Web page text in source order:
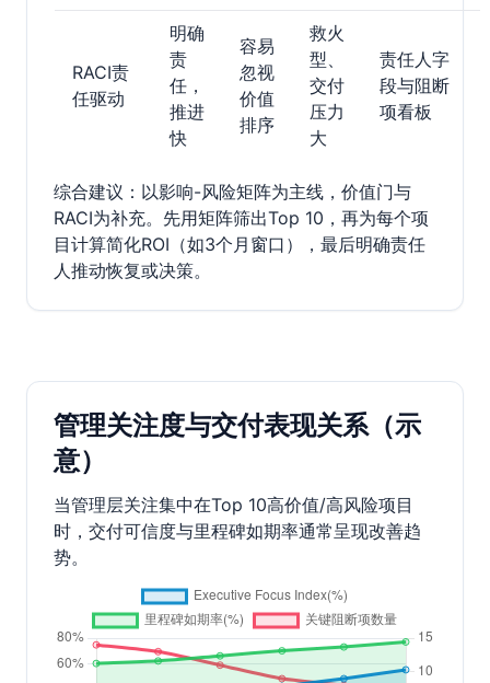
RACI责
任驱动
明确
责
任，
推进
快
容易
忽视
价值
排序
救火
型、
交付
压力
大
责任人字
段与阻断
项看板
综合建议：以影响-风险矩阵为主线，价值门与
RACI为补充。先用矩阵筛出Top 10，再为每个项
目计算简化ROI（如3个月窗口），最后明确责任
人推动恢复或决策。
管理关注度与交付表现关系（示
意）
当管理层关注集中在Top 10高价值/高风险项目
时，交付可信度与里程碑如期率通常呈现改善趋
势。